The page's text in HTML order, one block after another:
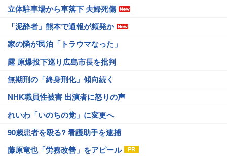
立体駐車場から車落下 夫婦死傷
「泥酔者」熊本で通報が頻発か
家の隣が民泊「トラウマなった」
露 原爆投下巡り広島市長を批判
無期刑の「終身刑化」傾向続く
NHK職員性被害 出演者に怒りの声
れいわ「いのちの党」に変更へ
90歳患者を殴る? 看護助手を逮捕
藤原竜也「労務改善」をアピール